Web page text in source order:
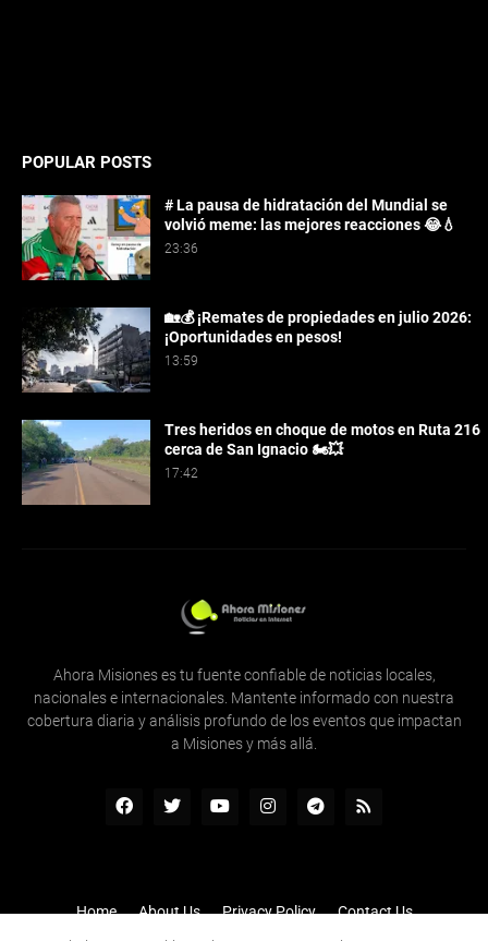
POPULAR POSTS
# La pausa de hidratación del Mundial se
volvió meme: las mejores reacciones 😂💧
23:36
🏡💰 ¡Remates de propiedades en julio 2026:
¡Oportunidades en pesos!
13:59
Tres heridos en choque de motos en Ruta 216
cerca de San Ignacio 🏍️💥
17:42
Ahora Misiones es tu fuente confiable de noticias locales,
nacionales e internacionales. Mantente informado con nuestra
cobertura diaria y análisis profundo de los eventos que impactan
a Misiones y más allá.
Home About Us Privacy Policy
Contact Us